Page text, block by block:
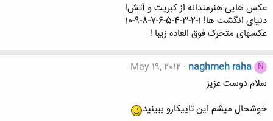
عکس هایی هنرمندانه از کبریت و آتش!
دنیای انگشت ها! 1-2-3-4-5-6-7-8-9-10
عکسهای متحرک فوق العاده زیبا !
N
naghmeh raha
May 19, 2012
سلام دوست عزیز
خوشحال میشم این تاپیکارو ببینید